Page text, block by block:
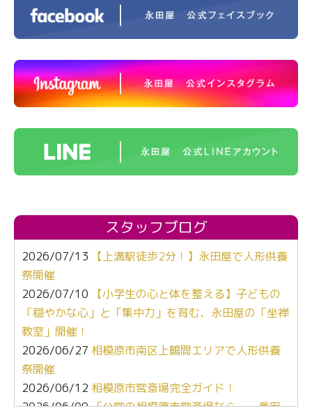
スタッフブログ
2026/07/13
【上溝駅徒歩2分！】永田屋で人形供養
祭開催
2026/07/10
【小学生の心と体を整える】子どもの
「穏やかな心」と「集中力」を育む、永田屋の「坐禅
教室」開催！
2026/06/27 相模原市南区上鶴間エリアで人形供養
祭開催
2026/06/12 相模原市営斎場完全ガイド！